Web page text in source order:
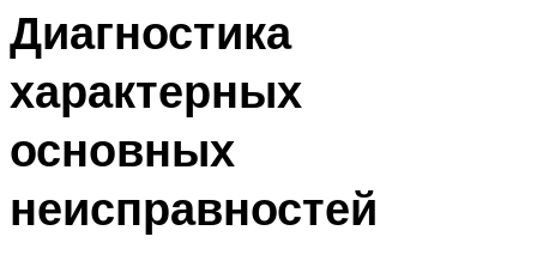
Диагностика
характерных
основных
неисправностей